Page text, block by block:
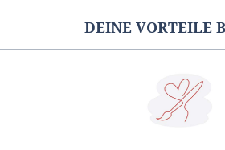
DEINE VORTEILE